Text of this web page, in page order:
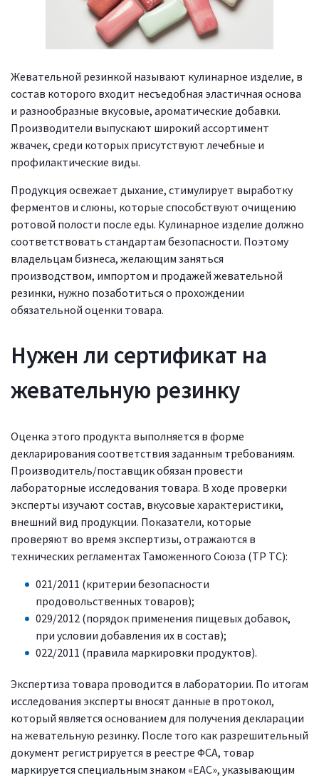
Жевательной резинкой называют кулинарное изделие, в
состав которого входит несъедобная эластичная основа
и разнообразные вкусовые, ароматические добавки.
Производители выпускают широкий ассортимент
жвачек, среди которых присутствуют лечебные и
профилактические виды.
Продукция освежает дыхание, стимулирует выработку
ферментов и слюны, которые способствуют очищению
ротовой полости после еды. Кулинарное изделие должно
соответствовать стандартам безопасности. Поэтому
владельцам бизнеса, желающим заняться
производством, импортом и продажей жевательной
резинки, нужно позаботиться о прохождении
обязательной оценки товара.
Нужен ли сертификат на
жевательную резинку
Оценка этого продукта выполняется в форме
декларирования соответствия заданным требованиям.
Производитель/поставщик обязан провести
лабораторные исследования товара. В ходе проверки
эксперты изучают состав, вкусовые характеристики,
внешний вид продукции. Показатели, которые
проверяют во время экспертизы, отражаются в
технических регламентах Таможенного Союза (ТР ТС):
021/2011 (критерии безопасности
продовольственных товаров);
029/2012 (порядок применения пищевых добавок,
при условии добавления их в состав);
022/2011 (правила маркировки продуктов).
Экспертиза товара проводится в лаборатории. По итогам
исследования эксперты вносят данные в протокол,
который является основанием для получения декларации
на жевательную резинку. После того как разрешительный
документ регистрируется в реестре ФСА, товар
маркируется специальным знаком «ЕАС», указывающим